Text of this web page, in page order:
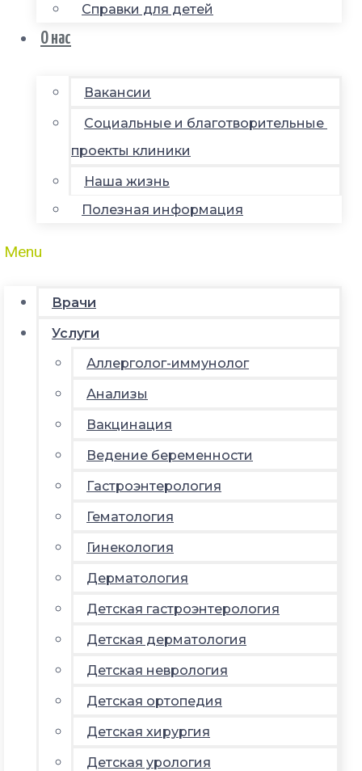
Справки для детей
О нас
Вакансии
Социальные и благотворительные
проекты клиники
Наша жизнь
Полезная информация
Menu
Врачи
Услуги
Аллерголог-иммунолог
Анализы
Вакцинация
Ведение беременности
Гастроэнтерология
Гематология
Гинекология
Дерматология
Детская гастроэнтерология
Детская дерматология
Детская неврология
Детская ортопедия
Детская хирургия
Детская урология